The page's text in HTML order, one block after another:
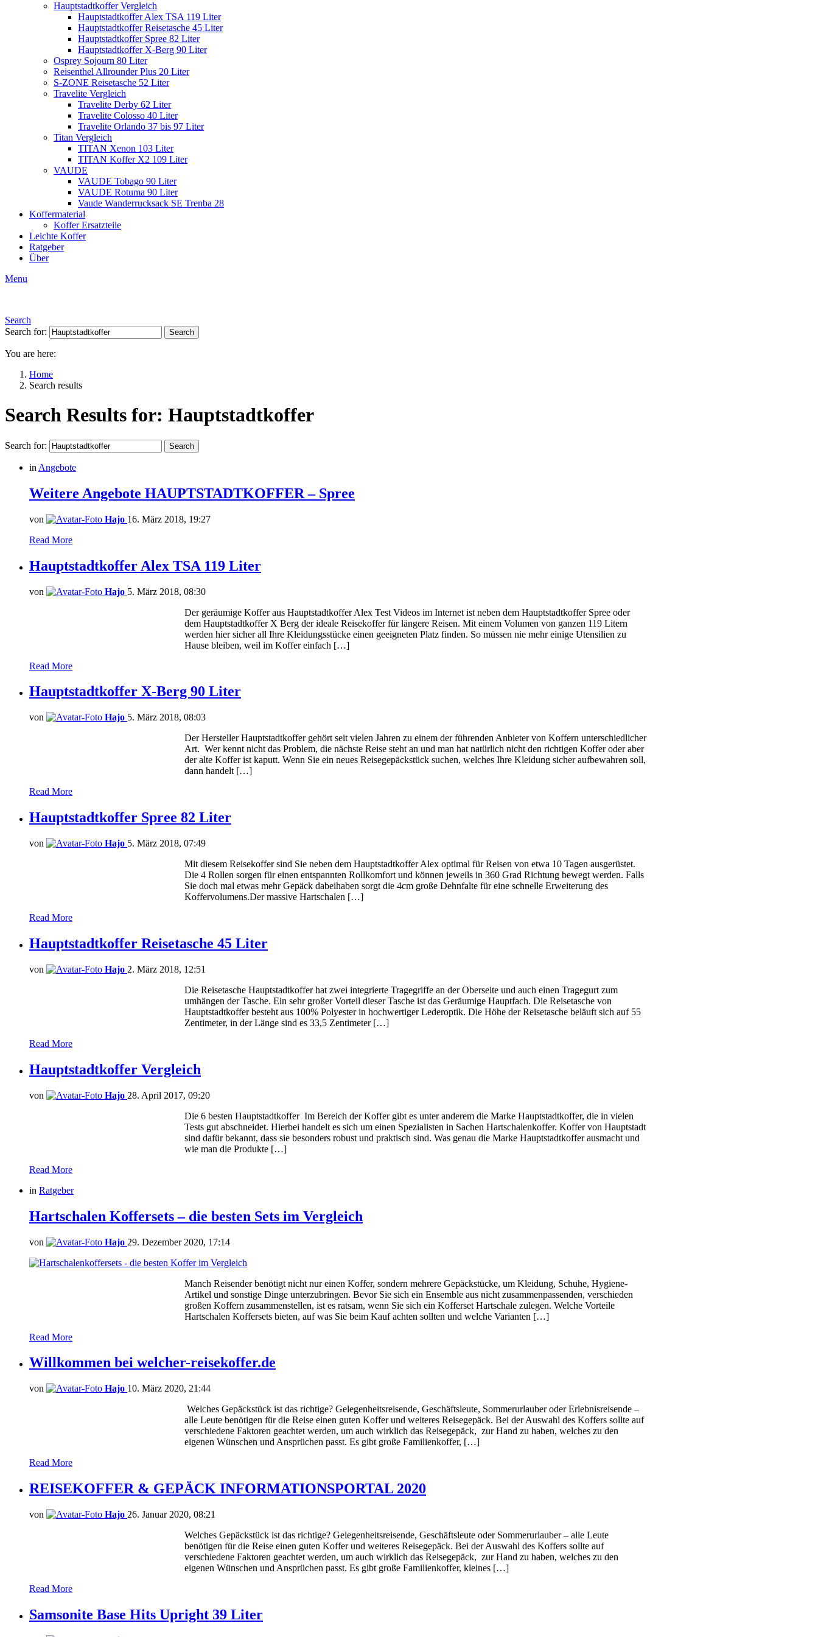
Hauptstadtkoffer Vergleich
Hauptstadtkoffer Alex TSA 119 Liter
Hauptstadtkoffer Reisetasche 45 Liter
Hauptstadtkoffer Spree 82 Liter
Hauptstadtkoffer X-Berg 90 Liter
Osprey Sojourn 80 Liter
Reisenthel Allrounder Plus 20 Liter
S-ZONE Reisetasche 52 Liter
Travelite Vergleich
Travelite Derby 62 Liter
Travelite Colosso 40 Liter
Travelite Orlando 37 bis 97 Liter
Titan Vergleich
TITAN Xenon 103 Liter
TITAN Koffer X2 109 Liter
VAUDE
VAUDE Tobago 90 Liter
VAUDE Rotuma 90 Liter
Vaude Wanderrucksack SE Trenba 28
Koffermaterial
Koffer Ersatzteile
Leichte Koffer
Ratgeber
Über
Menu
Search
Search for:
Search
You are here:
Home
Search results
Search Results for: Hauptstadtkoffer
Search for: Search
in Angebote
Weitere Angebote HAUPTSTADTKOFFER – Spree
von Hajo 16. März 2018, 19:27
Read More
Hauptstadtkoffer Alex TSA 119 Liter
von Hajo 5. März 2018, 08:30
Der geräumige Koffer aus Hauptstadtkoffer Alex Test Videos im Internet ist neben dem Hauptstadtkoffer Spree oder
dem Hauptstadtkoffer X Berg der ideale Reisekoffer für längere Reisen. Mit einem Volumen von ganzen 119 Litern
werden hier sicher all Ihre Kleidungsstücke einen geeigneten Platz finden. So müssen nie mehr einige Utensilien zu
Hause bleiben, weil im Koffer einfach […]
Read More
Hauptstadtkoffer X-Berg 90 Liter
von Hajo 5. März 2018, 08:03
Der Hersteller Hauptstadtkoffer gehört seit vielen Jahren zu einem der führenden Anbieter von Koffern unterschiedlicher
Art. Wer kennt nicht das Problem, die nächste Reise steht an und man hat natürlich nicht den richtigen Koffer oder aber
der alte Koffer ist kaputt. Wenn Sie ein neues Reisegepäckstück suchen, welches Ihre Kleidung sicher aufbewahren soll,
dann handelt […]
Read More
Hauptstadtkoffer Spree 82 Liter
von Hajo 5. März 2018, 07:49
Mit diesem Reisekoffer sind Sie neben dem Hauptstadtkoffer Alex optimal für Reisen von etwa 10 Tagen ausgerüstet.
Die 4 Rollen sorgen für einen entspannten Rollkomfort und können jeweils in 360 Grad Richtung bewegt werden. Falls
Sie doch mal etwas mehr Gepäck dabeihaben sorgt die 4cm große Dehnfalte für eine schnelle Erweiterung des
Koffervolumens.Der massive Hartschalen […]
Read More
Hauptstadtkoffer Reisetasche 45 Liter
von Hajo 2. März 2018, 12:51
Die Reisetasche Hauptstadtkoffer hat zwei integrierte Tragegriffe an der Oberseite und auch einen Tragegurt zum
umhängen der Tasche. Ein sehr großer Vorteil dieser Tasche ist das Geräumige Hauptfach. Die Reisetasche von
Hauptstadtkoffer besteht aus 100% Polyester in hochwertiger Lederoptik. Die Höhe der Reisetasche beläuft sich auf 55
Zentimeter, in der Länge sind es 33,5 Zentimeter […]
Read More
Hauptstadtkoffer Vergleich
von Hajo 28. April 2017, 09:20
Die 6 besten Hauptstadtkoffer Im Bereich der Koffer gibt es unter anderem die Marke Hauptstadtkoffer, die in vielen
Tests gut abschneidet. Hierbei handelt es sich um einen Spezialisten in Sachen Hartschalenkoffer. Koffer von Hauptstadt
sind dafür bekannt, dass sie besonders robust und praktisch sind. Was genau die Marke Hauptstadtkoffer ausmacht und
wie man die Produkte […]
Read More
in Ratgeber
Hartschalen Koffersets – die besten Sets im Vergleich
von Hajo 29. Dezember 2020, 17:14
Manch Reisender benötigt nicht nur einen Koffer, sondern mehrere Gepäckstücke, um Kleidung, Schuhe, Hygiene-
Artikel und sonstige Dinge unterzubringen. Bevor Sie sich ein Ensemble aus nicht zusammenpassenden, verschieden
großen Koffern zusammenstellen, ist es ratsam, wenn Sie sich ein Kofferset Hartschale zulegen. Welche Vorteile
Hartschalen Koffersets bieten, auf was Sie beim Kauf achten sollten und welche Varianten […]
Read More
Willkommen bei welcher-reisekoffer.de
von Hajo 10. März 2020, 21:44
Welches Gepäckstück ist das richtige? Gelegenheitsreisende, Geschäftsleute, Sommerurlauber oder Erlebnisreisende –
alle Leute benötigen für die Reise einen guten Koffer und weiteres Reisegepäck. Bei der Auswahl des Koffers sollte auf
verschiedene Faktoren geachtet werden, um auch wirklich das Reisegepäck, zur Hand zu haben, welches zu den
eigenen Wünschen und Ansprüchen passt. Es gibt große Familienkoffer, […]
Read More
REISEKOFFER & GEPÄCK INFORMATIONSPORTAL 2020
von Hajo 26. Januar 2020, 08:21
Welches Gepäckstück ist das richtige? Gelegenheitsreisende, Geschäftsleute oder Sommerurlauber – alle Leute
benötigen für die Reise einen guten Koffer und weiteres Reisegepäck. Bei der Auswahl des Koffers sollte auf
verschiedene Faktoren geachtet werden, um auch wirklich das Reisegepäck, zur Hand zu haben, welches zu den
eigenen Wünschen und Ansprüchen passt. Es gibt große Familienkoffer, kleines […]
Read More
Samsonite Base Hits Upright 39 Liter